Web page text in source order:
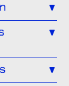
public
2027
tarifs